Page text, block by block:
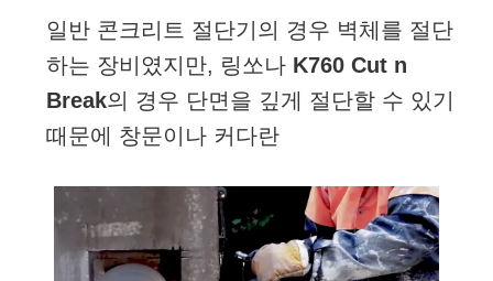
일반 콘크리트 절단기의 경우 벽체를 절단
하는 장비였지만, 링쏘나 K760 Cut n
Break의 경우 단면을 깊게 절단할 수 있기
때문에 창문이나 커다란